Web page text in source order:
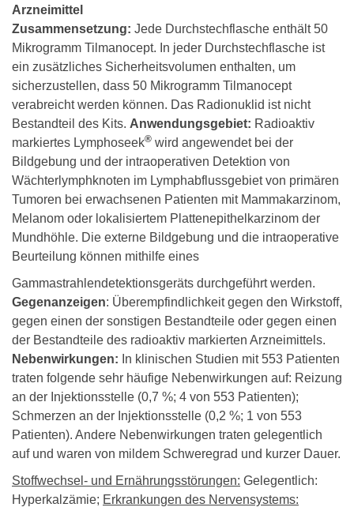
Arzneimittel
Zusammensetzung: Jede Durchstechflasche enthält 50
Mikrogramm Tilmanocept. In jeder Durchstechflasche ist
ein zusätzliches Sicherheitsvolumen enthalten, um
sicherzustellen, dass 50 Mikrogramm Tilmanocept
verabreicht werden können. Das Radionuklid ist nicht
Bestandteil des Kits. Anwendungsgebiet: Radioaktiv
markiertes Lymphoseek® wird angewendet bei der
Bildgebung und der intraoperativen Detektion von
Wächterlymphknoten im Lymphabflussgebiet von primären
Tumoren bei erwachsenen Patienten mit Mammakarzinom,
Melanom oder lokalisiertem Plattenepithelkarzinom der
Mundhöhle. Die externe Bildgebung und die intraoperative
Beurteilung können mithilfe eines
Gammastrahlendetektionsgeräts durchgeführt werden.
Gegenanzeigen: Überempfindlichkeit gegen den Wirkstoff,
gegen einen der sonstigen Bestandteile oder gegen einen
der Bestandteile des radioaktiv markierten Arzneimittels.
Nebenwirkungen: In klinischen Studien mit 553 Patienten
traten folgende sehr häufige Nebenwirkungen auf: Reizung
an der Injektionsstelle (0,7 %; 4 von 553 Patienten);
Schmerzen an der Injektionsstelle (0,2 %; 1 von 553
Patienten). Andere Nebenwirkungen traten gelegentlich
auf und waren von mildem Schweregrad und kurzer Dauer.
Stoffwechsel- und Ernährungsstörungen: Gelegentlich:
Hyperkalzämie; Erkrankungen des Nervensystems: